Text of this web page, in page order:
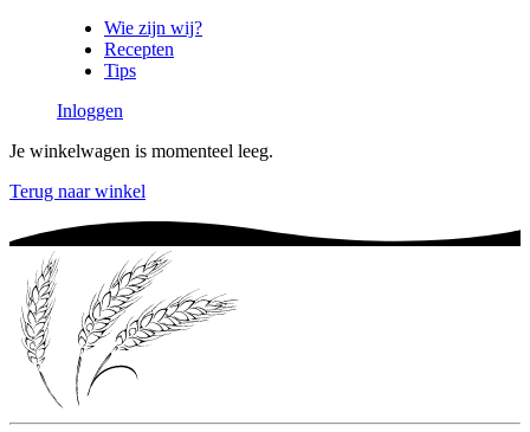
Wie zijn wij?
Recepten
Tips
Inloggen
Je winkelwagen is momenteel leeg.
Terug naar winkel